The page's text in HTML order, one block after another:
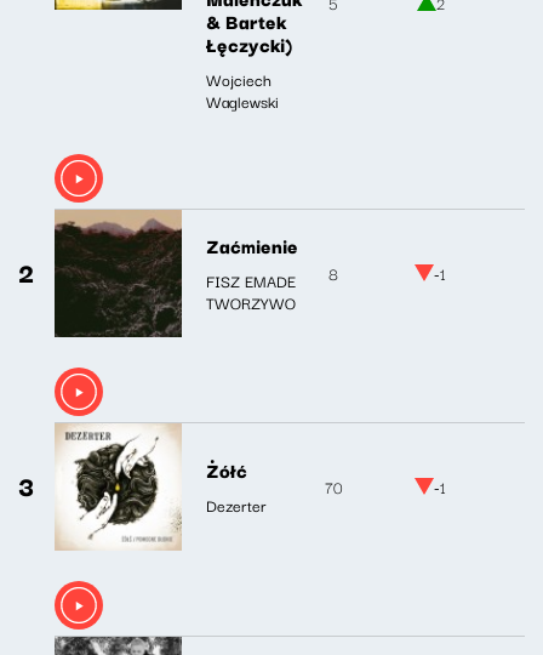
& Bartek
Łęczycki)
Wojciech
Waglewski
2
Zaćmienie
FISZ EMADE
TWORZYWO
8 -1
3 Żółć
Dezerter
70 -1